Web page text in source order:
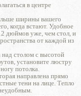
в центре
ширины вашего
когда встают. Удобное
дюймов уже, чем стол, и
от каждой из
столом с высотой
установите люстру
потолка.
направлена ​​прямо
тени на лице. Тепло